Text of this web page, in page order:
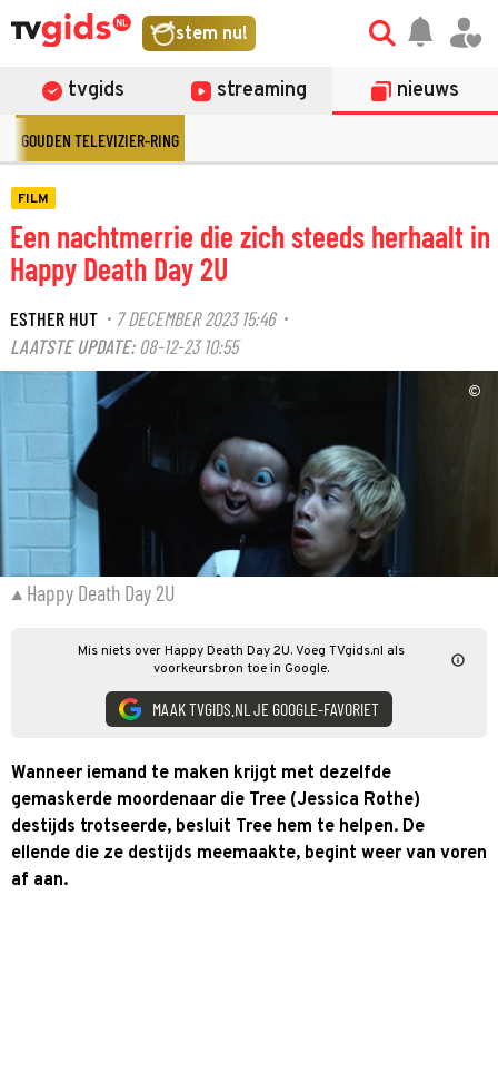
stem nu!
tvgids streaming nieuws
GOUDEN TELEVIZIER-RING
FILM
Een nachtmerrie die zich steeds herhaalt in
Happy Death Day 2U
ESTHER HUT · 7 DECEMBER 2023 15:46·
LAATSTE UPDATE: 08-12-23 10:55
©
Happy Death Day 2U
Mis niets over Happy Death Day 2U. Voeg TVgids.nl als
voorkeursbron toe in Google.
MAAK TVGIDS.NL JE GOOGLE-FAVORIET
Wanneer iemand te maken krijgt met dezelfde
gemaskerde moordenaar die Tree (Jessica Rothe)
destijds trotseerde, besluit Tree hem te helpen. De
ellende die ze destijds meemaakte, begint weer van voren
af aan.